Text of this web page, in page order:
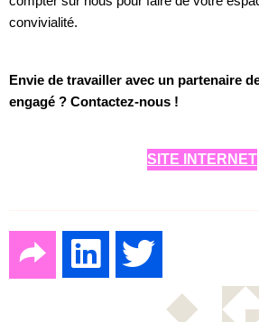
convivialité.
Envie de travailler avec un partenaire
engagé ? Contactez-nous !
SITE INTERNET